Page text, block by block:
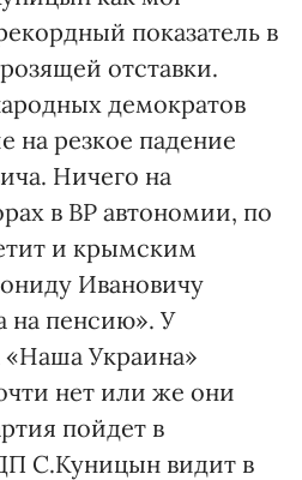
показатель в
отставки.
демократов
на резкое падение
Ничего на
в ВР автономии, по
и крымским
Ивановичу
на пенсию». У
Украина»
нет или же они
пойдет в
С.Куницын видит в